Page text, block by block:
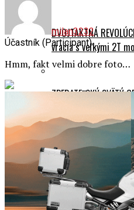
DVOJTAKTNÁ
vracia s veľkými 2T
ZBERATEĽSKÝ
edíciu M 1000 RR Isle
Testy a recenzie
TEST Honda CB500F
Pre koho má zmysel
milan3232
Účastník (Participant)
Hmm, fakt velmi dobre foto…